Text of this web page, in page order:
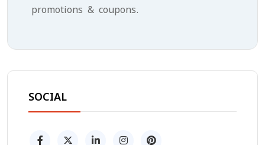
promotions & coupons.
SOCIAL